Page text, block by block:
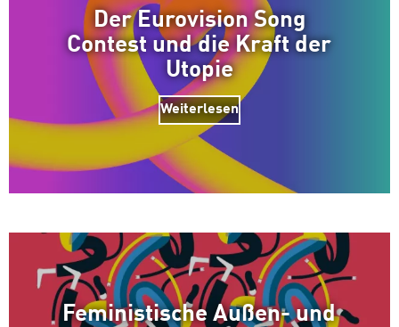
Der Eurovision Song
Contest und die Kraft der
Utopie
Weiterlesen
Feministische Außen- und
Zum Warenkorb
weiter lesen Zum Warenkorb